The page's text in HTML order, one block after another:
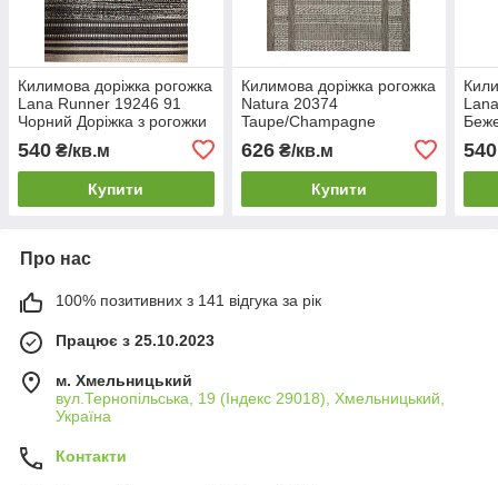
Килимова доріжка рогожка
Lana Runner 19246 91
Чорний Доріжка з рогожки
килимова доріжка
540 ₴/кв.м
Купити
Килимова доріжка рогожка
Natura 20374
Taupe/Champagne
підлогу Довга килимова
доріжка
626₴/кв.м
Купити
540
Про нас
100% позитивних з 141 відгука за рік
Працює з 25.10.2023
м. Хмельницький
вул.Тернопільська, 19 (Індекс 29018), Хмельницький,
Україна
Контакти